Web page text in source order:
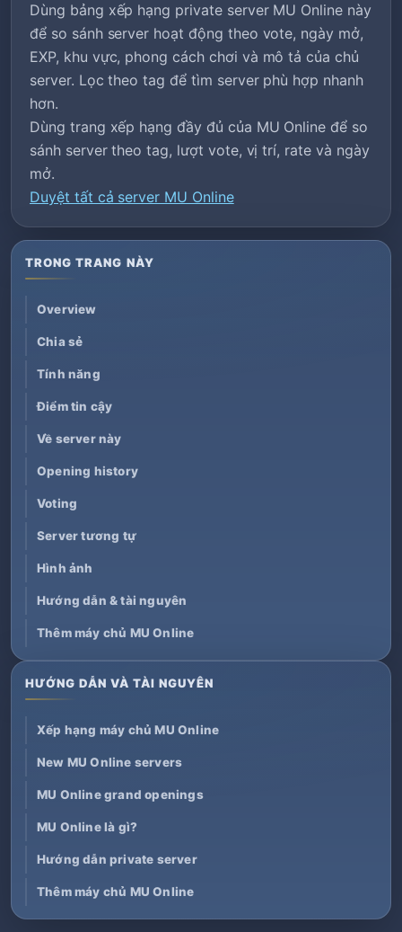
Dùng bảng xếp hạng private server MU Online này
để so sánh server hoạt động theo vote, ngày mở,
EXP, khu vực, phong cách chơi và mô tả của chủ
server. Lọc theo tag để tìm server phù hợp nhanh
hơn.
Dùng trang xếp hạng đầy đủ của MU Online để so
sánh server theo tag, lượt vote, vị trí, rate và ngày
mở.
Duyệt tất cả server MU Online
TRONG TRANG NÀY
Overview
Chia sẻ
Tính năng
Điểm tin cậy
Về server này
Opening history
Voting
Server tương tự
Hình ảnh
Hướng dẫn & tài nguyên
Thêm máy chủ MU Online
HƯỚNG DẪN VÀ TÀI NGUYÊN
Xếp hạng máy chủ MU Online
New MU Online servers
MU Online grand openings
MU Online là gì?
Hướng dẫn private server
Thêm máy chủ MU Online